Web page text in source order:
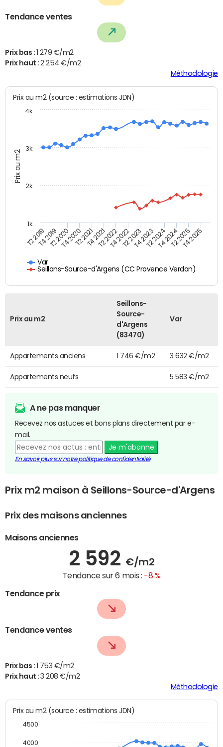
Tendance ventes
Prix bas : 1 279 €/m2
Prix haut :2 254 €/m2
Méthodologie
Prix au m2
Prix au m2 (source : estimations JDN)
Var
Seillons-Source-d'Argens (CC Provence Verdon)
T2 2019T4 2019T2 2020T4 2020T2 2021T4 2021T2 2022T4 2022T2 2023T4 2023T2 2024T4 2024T2 2025T4 2025
1k
2k
3k
4k
Prix au m2
Seillons-
Source-
d'Argens
(83470)
Var
Appartements anciens 1 746 €/m2 3 632 €/m2
Appartements neufs 5 583 €/m2
A ne pas manquer
Recevez nos astuces et bons plans directement par e-
mail.
Je m'abonne
En savoir plus sur notre politique de confidentialité
Prix m2 maison à Seillons-Source-d'Argens
Prix des maisons anciennes
Maisons anciennes
2 592 €/m2
Tendance sur 6 mois : -8 %
Tendance prix
Tendance ventes
Prix bas :
1 753 €/m2
Prix haut :3 208 €/m2
Méthodologie
Prix au m2 (source : estimations JDN)
4000
4500